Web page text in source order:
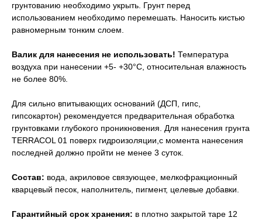
грунтованию необходимо укрыть. Грунт перед
использованием необходимо перемешать. Наносить кистью
равномерным тонким слоем.
Валик для нанесения не использовать! Температура
воздуха при нанесении +5- +30°С, относительная влажность
не более 80%.
Для сильно впитывающих оснований (ДСП, гипс,
гипсокартон) рекомендуется предварительная обработка
грунтовками глубокого проникновения. Для нанесения грунта
TERRACOL 01 поверх гидроизоляции,с момента нанесения
последней должно пройти не менее 3 суток.
Состав: вода, акриловое связующее, мелкофракционный
кварцевый песок, наполнитель, пигмент, целевые добавки.
Гарантийный срок хранения: в плотно закрытой таре 12